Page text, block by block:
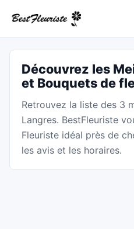
Découvrez les
et Bouquets de
Retrouvez la liste des 3
Langres. BestFleuriste
Fleuriste idéal près de
les avis et les horaires.